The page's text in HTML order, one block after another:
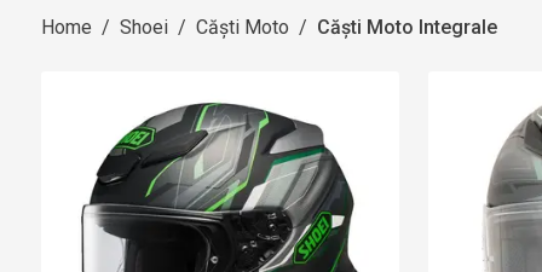
Home / Shoei / Căști Moto / Căști Moto Integrale